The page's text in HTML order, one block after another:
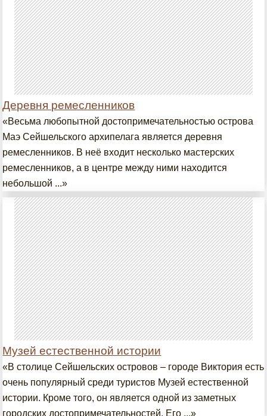
Деревня ремесленников
«Весьма любопытной достопримечательностью острова
Маэ Сейшельского архипелага является деревня
ремесленников. В неё входит несколько мастерских
ремесленников, а в центре между ними находится
небольшой ...»
Музей естественной истории
«В столице Сейшельских островов – городе Виктория есть
очень популярный среди туристов Музей естественной
истории. Кроме того, он является одной из заметных
городских достопримечательностей. Его ...»